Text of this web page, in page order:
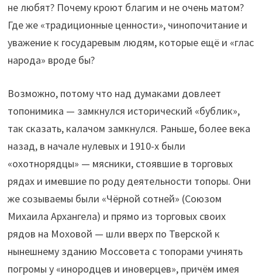
не любят? Почему кроют благим и не очень матом?
Где же «традиционные ценности», чинопочитание и
уважение к государевым людям, которые ещё и «глас
народа» вроде бы?
Возможно, потому что над думаками довлеет
топонимика — замкнулся исторический «бублик»,
так сказать, калачом замкнулся. Раньше, более века
назад, в начале нулевых и 1910-х были
«охотнорядцы» — мясники, стоявшие в торговых
рядах и имевшие по роду деятельности топоры. Они
же созываемы были «Чёрной сотней» (Союзом
Михаила Архангела) и прямо из торговых своих
рядов на Моховой — шли вверх по Тверской к
нынешнему зданию Моссовета с топорами учинять
погромы у «инородцев и иноверцев», причём имея